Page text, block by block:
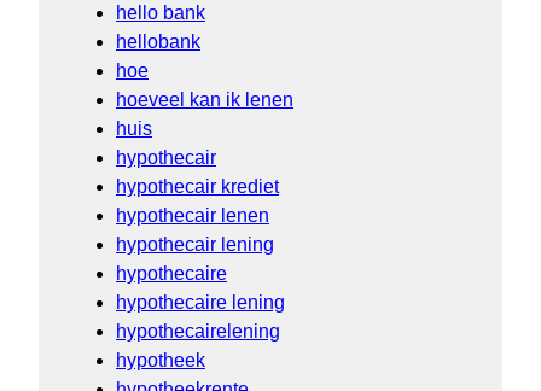
hello bank
hellobank
hoe
hoeveel kan ik lenen
huis
hypothecair
hypothecair krediet
hypothecair lenen
hypothecair lening
hypothecaire
hypothecaire lening
hypothecairelening
hypotheek